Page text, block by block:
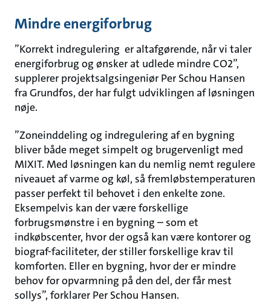
Mindre energiforbrug
”Korrekt indregulering er altafgørende, når vi taler
energiforbrug og ønsker at udlede mindre CO2”,
supplerer projektsalgsingeniør Per Schou Hansen
fra Grundfos, der har fulgt udviklingen af løsningen
nøje.
”Zoneinddeling og indregulering af en bygning
bliver både meget simpelt og brugervenligt med
MIXIT. Med løsningen kan du nemlig nemt regulere
niveauet af varme og køl, så fremløbstemperaturen
passer perfekt til behovet i den enkelte zone.
Eksempelvis kan der være forskellige
forbrugsmønstre i en bygning – som et
indkøbscenter, hvor der også kan være kontorer og
biograf-faciliteter, der stiller forskellige krav til
komforten. Eller en bygning, hvor der er mindre
behov for opvarmning på den del, der får mest
sollys”, forklarer Per Schou Hansen.